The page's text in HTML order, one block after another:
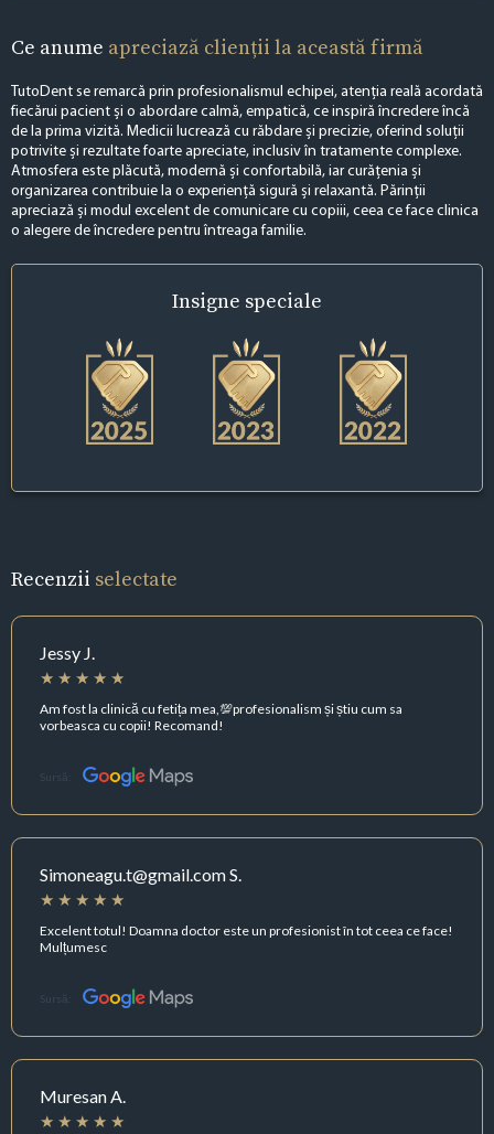
Ce anume apreciază clienții la această firmă
TutoDent se remarcă prin profesionalismul echipei, atenția reală acordată
fiecărui pacient și o abordare calmă, empatică, ce inspiră încredere încă
de la prima vizită. Medicii lucrează cu răbdare și precizie, oferind soluții
potrivite și rezultate foarte apreciate, inclusiv în tratamente complexe.
Atmosfera este plăcută, modernă și confortabilă, iar curățenia și
organizarea contribuie la o experiență sigură și relaxantă. Părinții
apreciază și modul excelent de comunicare cu copiii, ceea ce face clinica
o alegere de încredere pentru întreaga familie.
Insigne speciale
Recenzii selectate
Jessy J.
Am fost la clinică cu fetița mea,💯profesionalism și știu cum sa
vorbeasca cu copii! Recomand!
Sursă:
Simoneagu.t@gmail.com S.
Excelent totul! Doamna doctor este un profesionist în tot ceea ce face!
Mulțumesc
Sursă:
Muresan A.